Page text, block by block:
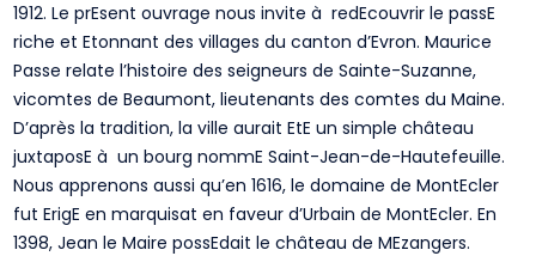
1912. Le prEsent ouvrage nous invite à redEcouvrir le passE
riche et Etonnant des villages du canton d’Evron. Maurice
Passe relate l’histoire des seigneurs de Sainte-Suzanne,
vicomtes de Beaumont, lieutenants des comtes du Maine.
D’après la tradition, la ville aurait EtE un simple château
juxtaposE à un bourg nommE Saint-Jean-de-Hautefeuille.
Nous apprenons aussi qu’en 1616, le domaine de MontEcler
fut ErigE en marquisat en faveur d’Urbain de MontEcler. En
1398, Jean le Maire possEdait le château de MEzangers.